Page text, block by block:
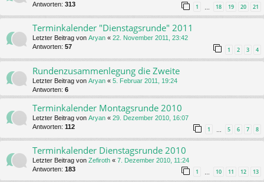
Antworten: 313 1 … 18 19 20 21
Terminkalender "Dienstagsrunde" 2011
Letzter Beitrag von Aryan « 22. November 2011, 23:42
Antworten: 57 1 2 3 4
Rundenzusammenlegung die Zweite
Letzter Beitrag von Aryan « 5. Februar 2011, 19:24
Antworten: 6
Terminkalender Montagsrunde 2010
Letzter Beitrag von Aryan « 29. Dezember 2010, 16:07
Antworten: 112 1 5 6 7 8
Terminkalender Dienstagsrunde 2010
Letzter Beitrag von Zefiroth « 7. Dezember 2010, 11:24
Antworten: 183 1 10 11 12 13